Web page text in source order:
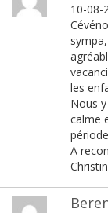
10-08-
les
Nous
calme
A